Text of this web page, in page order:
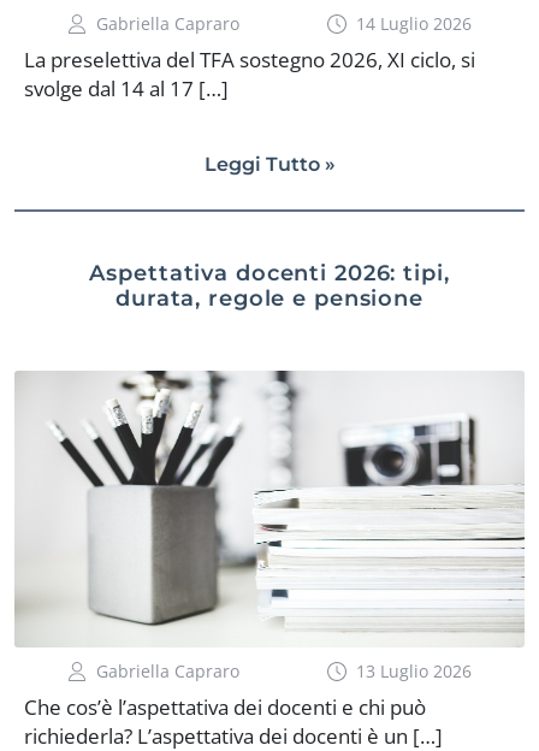
Gabriella Capraro 14 Luglio 2026
La preselettiva del TFA sostegno 2026, XI ciclo, si
svolge dal 14 al 17 […]
Leggi Tutto »
Aspettativa docenti 2026: tipi,
durata, regole e pensione
Gabriella Capraro 13 Luglio 2026
Che cos’è l’aspettativa dei docenti e chi può
richiederla? L’aspettativa dei docenti è un […]